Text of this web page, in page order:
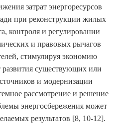
затрат энергоресурсов
при реконструкции жилых
контроля и регулировании
и правовых рычагов
стимулируя экономию
развития существующих или
и модернизации
рассмотрение и решение
энергосбережения может
результатов [8, 10-12].